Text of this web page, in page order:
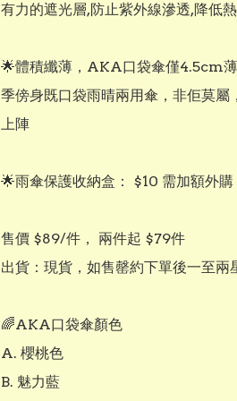
有力的遮光層,防止紫外線滲透,降低
🌟體積纖薄，AKA口袋傘僅4.5cm
季傍身既口袋雨晴兩用傘，非佢莫屬
上陣
🌟雨傘保護收納盒： $10 需加額外購
售價 $89/件， 兩件起 $79件
出貨：現貨，如售罄約下單後一至兩
🌈AKA口袋傘顏色
A. 櫻桃色
B. 魅力藍